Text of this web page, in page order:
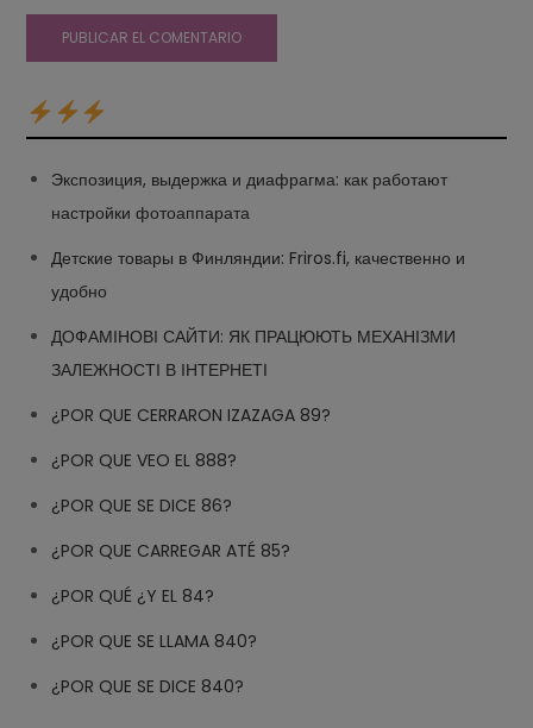
Экспозиция, выдержка и диафрагма: как работают
настройки фотоаппарата
Детские товары в Финляндии: Friros.fi, качественно и
удобно
ДОФАМІНОВІ САЙТИ: ЯК ПРАЦЮЮТЬ МЕХАНІЗМИ
ЗАЛЕЖНОСТІ В ІНТЕРНЕТІ
¿POR QUE CERRARON IZAZAGA 89?
¿POR QUE VEO EL 888?
¿POR QUE SE DICE 86?
¿POR QUE CARREGAR ATÉ 85?
¿POR QUÉ ¿Y EL 84?
¿POR QUE SE LLAMA 840?
¿POR QUE SE DICE 840?